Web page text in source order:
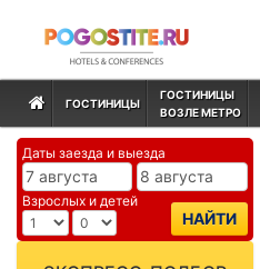
ГОСТИНИЦЫ
ГОСТИНИЦЫ
ВОЗЛЕ МЕТРО
Даты заезда и выезда
Взрослых и детей
НАЙТИ